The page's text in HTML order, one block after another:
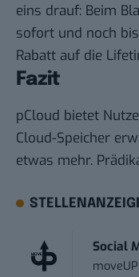
eins drauf: Beim
sofort und noch
Rabatt auf die
Fazit
pCloud bietet
Cloud-Speicher
etwas mehr.
Social